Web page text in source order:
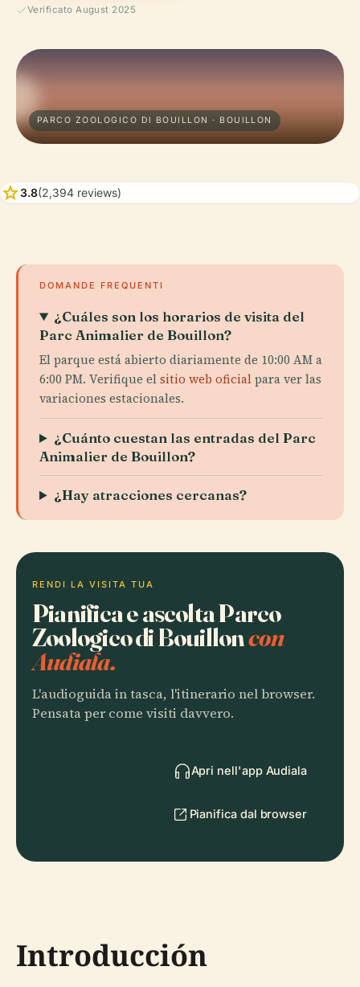
Verificato August 2025
PARCO ZOOLOGICO DI BOUILLON · BOUILLON
star3.8(2,394 reviews)
DOMANDE FREQUENTI
¿Cuáles son los horarios de visita del
Parc Animalier de Bouillon?
El parque está abierto diariamente de 10:00 AM a
6:00 PM. Verifique elsitio web oficialpara ver las
variaciones estacionales.
¿Cuánto cuestan las entradas del Parc
Animalier de Bouillon?
¿Hay atracciones cercanas?
RENDI LA VISITA TUA
Pianifica e ascolta Parco
Zoologico di Bouilloncon
Audiala.
L'audioguida in tasca, l'itinerario nel browser.
Pensata per come visiti davvero.
Apri nell'app Audiala
Pianifica dal browser
Introducción